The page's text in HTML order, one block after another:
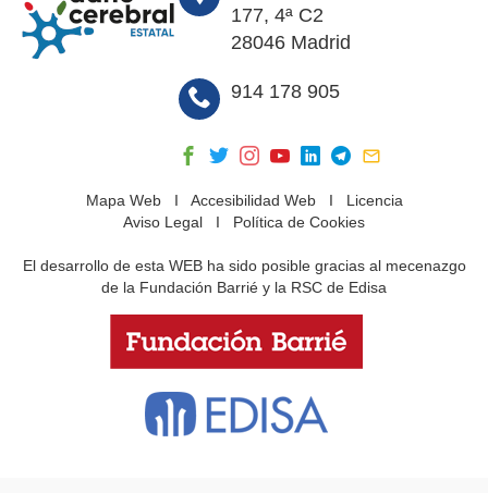
177, 4ª C2
28046 Madrid
914 178 905
Mapa WebI Accesibilidad WebI Licencia
Aviso Legal I Política de Cookies
El desarrollo de esta WEB ha sido posible gracias al mecenazgo
de la Fundación Barrié y la RSC de Edisa